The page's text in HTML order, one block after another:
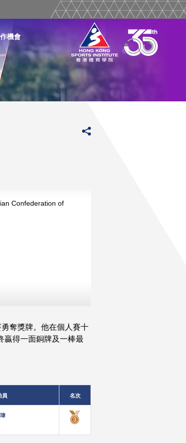
機會
Confederation of
奪獎牌。他在個人賽十
贏得一面銅牌及一棒最
員 名次